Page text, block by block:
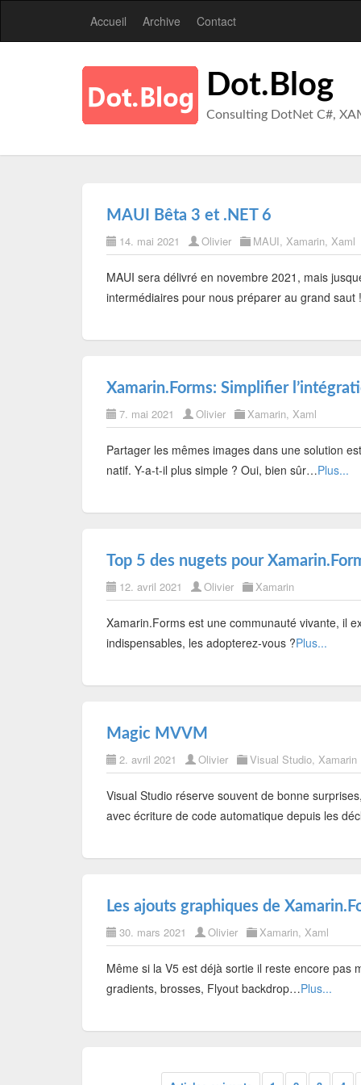
Accueil Archive Contact
Dot.Blog
Consulting DotNet C#,
MAUI Bêta 3 et .NET 6
14. mai 2021 Olivier MAUI, Xamarin, Xaml
MAUI sera délivré en novembre 2021, mais
intermédiaires pour nous préparer au grand
Xamarin.Forms: Simplifier
7. mai 2021 Olivier Xamarin, Xaml
Partager les mêmes images dans une solution
natif. Y-a-t-il plus simple ? Oui, bien sûr…Plus...
Top 5 des nugets pour
12. avril 2021 Olivier Xamarin
Xamarin.Forms est une communauté vivante, il
indispensables, les adopterez-vous ?Plus...
Magic MVVM
2. avril 2021 Olivier Visual Studio, Xamarin
Visual Studio réserve souvent de bonne
avec écriture de code automatique depuis les
Les ajouts graphiques de
30. mars 2021 Olivier Xamarin, Xaml
Même si la V5 est déjà sortie il reste encore pas
gradients, brosses, Flyout backdrop…Plus...